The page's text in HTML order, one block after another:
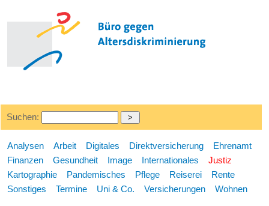
Suchen:
Analysen Arbeit Digitales Direktversicherung
Ehrenamt
Finanzen
Gesundheit Image Internationales
Justiz
Kartographie
Pandemisches Pflege Reiserei
Rente
Sonstiges
Termine Uni & Co. Versicherungen Wohnen